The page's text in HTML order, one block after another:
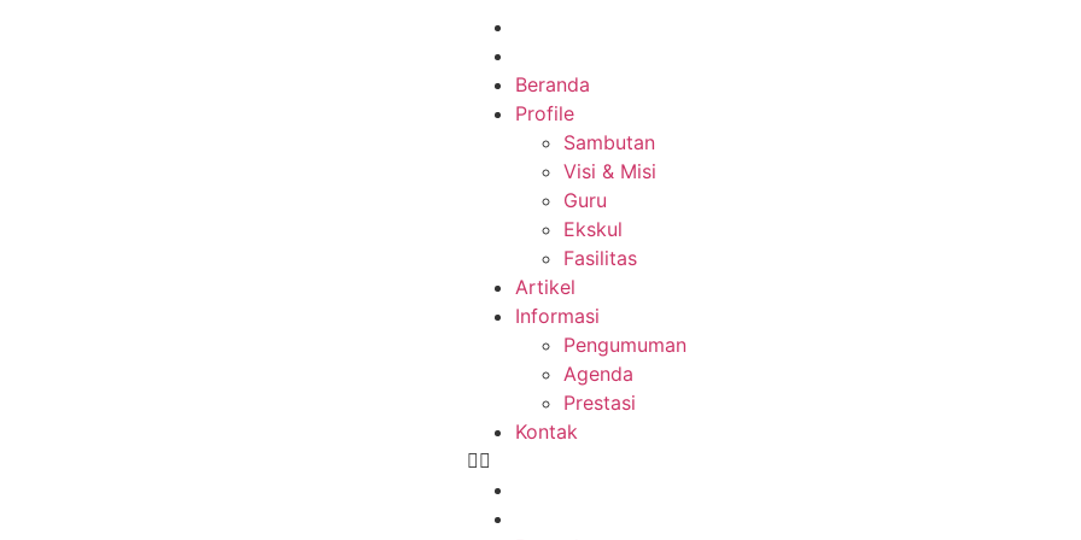
Beranda
Profile
Sambutan
Visi & Misi
Guru
Ekskul
Fasilitas
Artikel
Informasi
Pengumuman
Agenda
Prestasi
Kontak